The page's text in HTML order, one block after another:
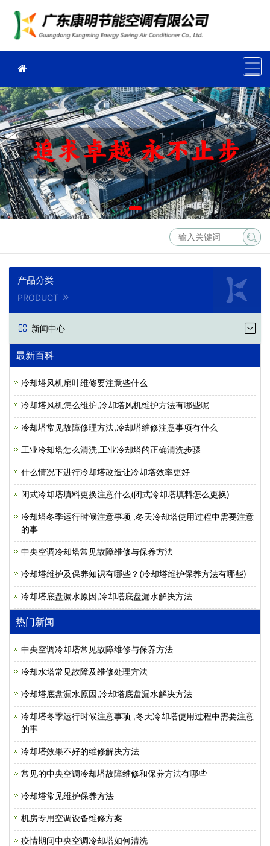
产品分类
PRODUCT
新闻中心
最新百科
冷却塔风机扇叶维修要注意些什么
冷却塔风机怎么维护,冷却塔风机维护方法有哪些呢
冷却塔常见故障修理方法,冷却塔维修注意事项有什么
工业冷却塔怎么清洗,工业冷却塔的正确清洗步骤
什么情况下进行冷却塔改造让冷却塔效率更好
闭式冷却塔填料更换注意什么(闭式冷却塔填料怎么更换)
冷却塔冬季运行时候注意事项 ,冬天冷却塔使用过程中需要注意
的事
中央空调冷却塔常见故障维修与保养方法
冷却塔维护及保养知识有哪些？(冷却塔维护保养方法有哪些)
冷却塔底盘漏水原因,冷却塔底盘漏水解决方法
热门新闻
中央空调冷却塔常见故障维修与保养方法
冷却水塔常见故障及维修处理方法
冷却塔底盘漏水原因,冷却塔底盘漏水解决方法
冷却塔冬季运行时候注意事项 ,冬天冷却塔使用过程中需要注意
的事
冷却塔效果不好的维修解决方法
常见的中央空调冷却塔故障维修和保养方法有哪些
冷却塔常见维护保养方法
机房专用空调设备维修方案
疫情期间中央空调冷却塔如何清洗